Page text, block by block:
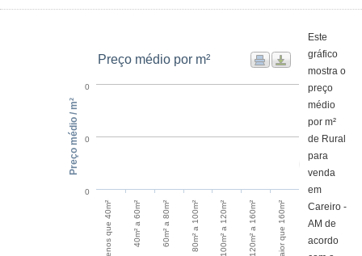
Preço médio por m²
Menos que 40m² 40m² a 60m² 60m² a 80m² 80m² a 100m² 100m² a 120m² 120m² a 160m² Maior que 160m²
0
0
0
Preço médio / m²
Este
gráfico
mostra o
preço
médio
por m²
de Rural
para
venda
em
Careiro -
AM de
acordo